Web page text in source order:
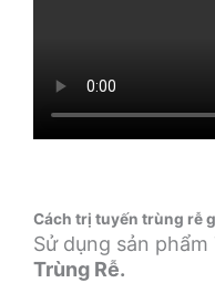
Cách trị tuyến trùng rễ
Sử dụng sản phẩm
Trùng Rễ.